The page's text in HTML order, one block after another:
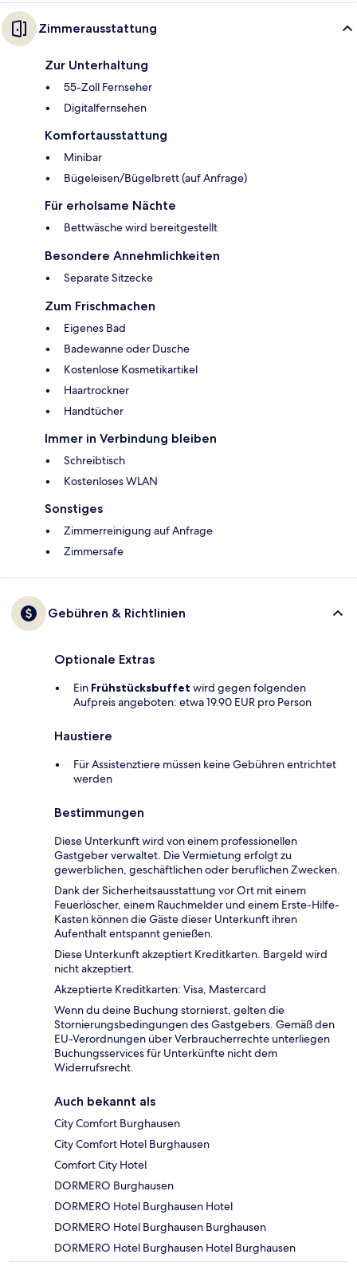
Zimmerausstattung
Zur Unterhaltung
55-Zoll Fernseher
Digitalfernsehen
Komfortausstattung
Minibar
Bügeleisen/Bügelbrett (auf Anfrage)
Für erholsame Nächte
Bettwäsche wird bereitgestellt
Besondere Annehmlichkeiten
Separate Sitzecke
Zum Frischmachen
Eigenes Bad
Badewanne oder Dusche
Kostenlose Kosmetikartikel
Haartrockner
Handtücher
Immer in Verbindung bleiben
Schreibtisch
Kostenloses WLAN
Sonstiges
Zimmerreinigung auf Anfrage
Zimmersafe
Gebühren & Richtlinien
Optionale Extras
Ein Frühstücksbuffet wird gegen folgenden
Aufpreis angeboten: etwa 19.90 EUR pro Person
Haustiere
Für Assistenztiere müssen keine Gebühren entrichtet
werden
Bestimmungen
Diese Unterkunft wird von einem professionellen
Gastgeber verwaltet. Die Vermietung erfolgt zu
gewerblichen, geschäftlichen oder beruflichen Zwecken.
Dank der Sicherheitsausstattung vor Ort mit einem
Feuerlöscher, einem Rauchmelder und einem Erste-Hilfe-
Kasten können die Gäste dieser Unterkunft ihren
Aufenthalt entspannt genießen.
Diese Unterkunft akzeptiert Kreditkarten. Bargeld wird
nicht akzeptiert.
Akzeptierte Kreditkarten: Visa, Mastercard
Wenn du deine Buchung stornierst, gelten die
Stornierungsbedingungen des Gastgebers. Gemäß den
EU-Verordnungen über Verbraucherrechte unterliegen
Buchungsservices für Unterkünfte nicht dem
Widerrufsrecht.
Auch bekannt als
City Comfort Burghausen
City Comfort Hotel Burghausen
Comfort City Hotel
DORMERO Burghausen
DORMERO Hotel Burghausen Hotel
DORMERO Hotel Burghausen Burghausen
DORMERO Hotel Burghausen Hotel Burghausen